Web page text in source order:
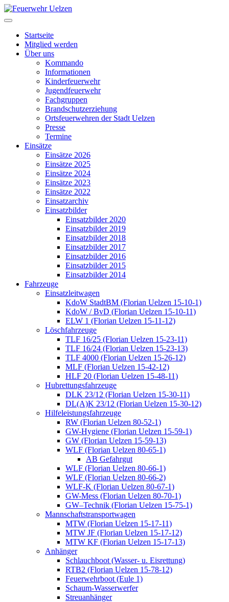
Startseite
Mitglied werden
Über uns
Kommando
Informationen
Kinderfeuerwehr
Jugendfeuerwehr
Fachgruppen
Brandschutzerziehung
Ortsfeuerwehren der Stadt Uelzen
Presse
Termine
Einsätze
Einsätze 2026
Einsätze 2025
Einsätze 2024
Einsätze 2023
Einsätze 2022
Einsatzarchiv
Einsatzbilder
Einsatzbilder 2020
Einsatzbilder 2019
Einsatzbilder 2018
Einsatzbilder 2017
Einsatzbilder 2016
Einsatzbilder 2015
Einsatzbilder 2014
Fahrzeuge
Einsatzleitwagen
KdoW StadtBM (Florian Uelzen 15-10-1)
KdoW / BvD (Florian Uelzen 15-10-11)
ELW 1 (Florian Uelzen 15-11-12)
Löschfahrzeuge
TLF 16/25 (Florian Uelzen 15-23-11)
TLF 16/24 (Florian Uelzen 15-23-13)
TLF 4000 (Florian Uelzen 15-26-12)
MLF (Florian Uelzen 15-42-12)
HLF 20 (Florian Uelzen 15-48-11)
Hubrettungsfahrzeuge
DLK 23/12 (Florian Uelzen 15-30-11)
DL(A)K 23/12 (Florian Uelzen 15-30-12)
Hilfeleistungsfahrzeuge
RW (Florian Uelzen 80-52-1)
GW-Hygiene (Florian Uelzen 15-59-1)
GW (Florian Uelzen 15-59-13)
WLF (Florian Uelzen 80-65-1)
AB Gefahrgut
WLF (Florian Uelzen 80-66-1)
WLF (Florian Uelzen 80-66-2)
WLF-K (Florian Uelzen 80-67-1)
GW-Mess (Florian Uelzen 80-70-1)
GW–Technik (Florian Uelzen 15-75-1)
Mannschaftstransportwagen
MTW (Florian Uelzen 15-17-11)
MTW JF (Florian Uelzen 15-17-12)
MTW KF (Florian Uelzen 15-17-13)
Anhänger
Schlauchboot (Wasser- u. Eisrettung)
RTB2 (Florian Uelzen 15-78-12)
Feuerwehrboot (Eule 1)
Schaum-Wasserwerfer
Streuanhänger